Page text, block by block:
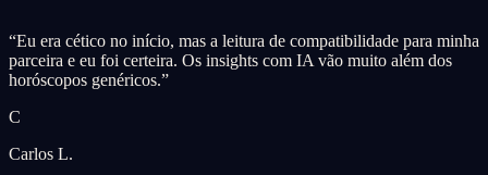
“Eu era cético no início, mas a leitura de compatibilidade para minha
parceira e eu foi certeira. Os insights com IA vão muito além dos
horóscopos genéricos.”
C
Carlos L.